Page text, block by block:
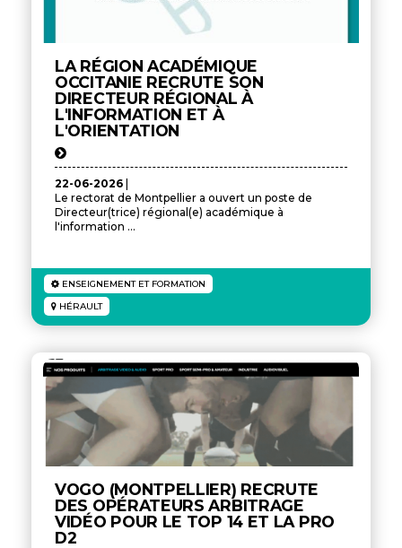
LA RÉGION ACADÉMIQUE
OCCITANIE RECRUTE SON
DIRECTEUR RÉGIONAL À
L'INFORMATION ET À
L'ORIENTATION
22-06-2026
Le rectorat de Montpellier a ouvert un poste de
Directeur(trice) régional(e) académique à
l'information ...
ENSEIGNEMENT ET FORMATION
HÉRAULT
VOGO (MONTPELLIER) RECRUTE
DES OPÉRATEURS ARBITRAGE
VIDÉO POUR LE TOP 14 ET LA PRO
D2